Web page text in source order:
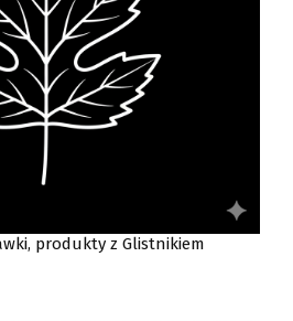
produkty z Glistnikiem